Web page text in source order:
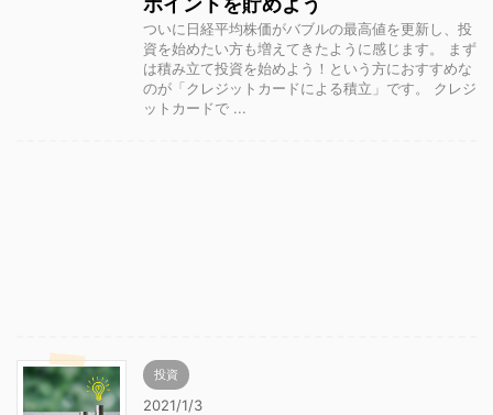
ついに日経平均株価がバブルの最高値を更新し、投
資を始めたい方も増えてきたように感じます。 まず
は積み立て投資を始めよう！という方におすすめな
のが「クレジットカードによる積立」です。 クレジ
ットカードで ...
投資
2021/1/3